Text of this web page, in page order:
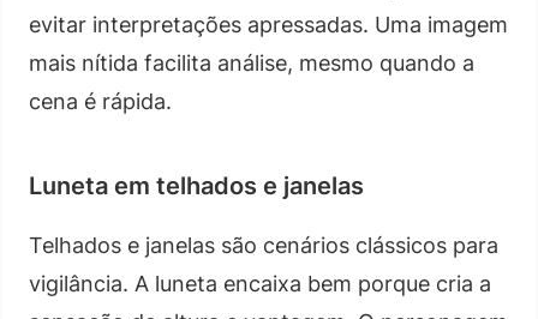
evitar interpretações apressadas. Uma imagem
mais nítida facilita análise, mesmo quando a
cena é rápida.
Luneta em telhados e janelas
Telhados e janelas são cenários clássicos para
vigilância. A luneta encaixa bem porque cria a